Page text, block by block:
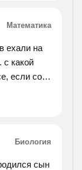
Математика
ехали на
с какой
если со
Биология
сын